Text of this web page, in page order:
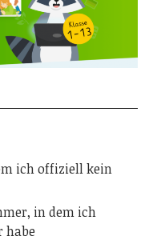
ich offiziell kein
in dem ich
habe